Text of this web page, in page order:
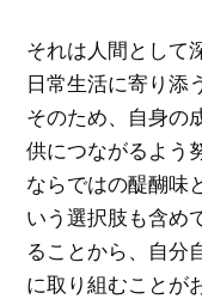
それは人間として
日常生活に寄り添
そのため、自身の
供につながるよう
ならではの醍醐味
いう選択肢も含め
ることから、自分
に取り組むことが